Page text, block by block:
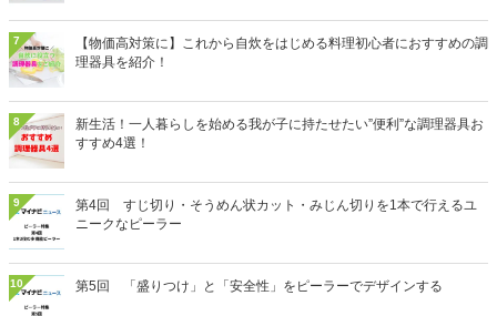
7
【物価高対策に】これから自炊をはじめる料理初心者におすすめの調
理器具を紹介！
8
新生活！一人暮らしを始める我が子に持たせたい”便利”な調理器具お
すすめ4選！
9
第4回 すじ切り・そうめん状カット・みじん切りを1本で行えるユ
ニークなピーラー
10 第5回 「盛りつけ」と「安全性」をピーラーでデザインする